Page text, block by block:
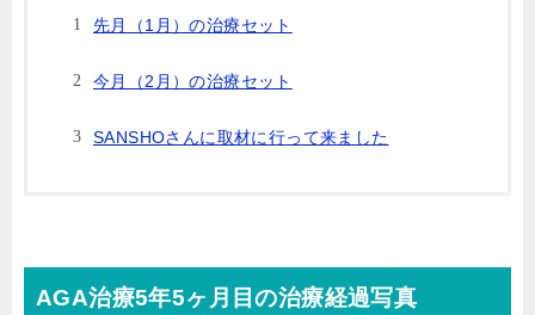
先月（1月）の治療セット
今月（2月）の治療セット
SANSHOさんに取材に行って来ました
AGA治療5年5ヶ月目の治療経過写真